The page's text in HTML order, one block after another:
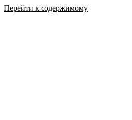
Перейти к содержимому